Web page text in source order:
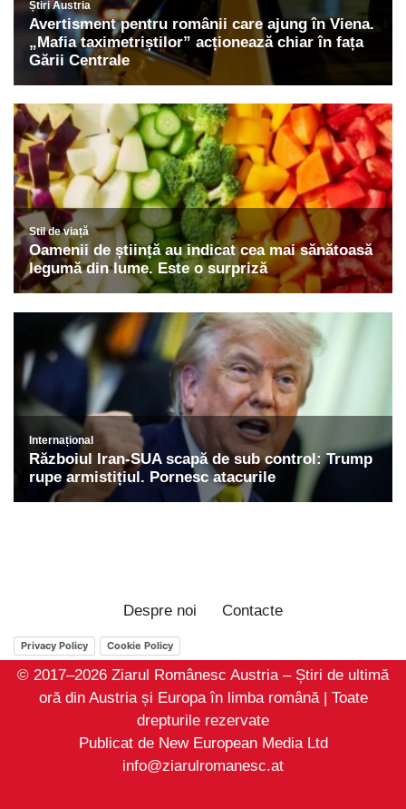
Despre noi Contacte
Privacy Policy Cookie Policy
© 2017–2026 Ziarul Românesc Austria – Știri de ultimă
oră din Austria și Europa în limba română | Toate
drepturile rezervate
Publicat de New European Media Ltd
info@ziarulromanesc.at